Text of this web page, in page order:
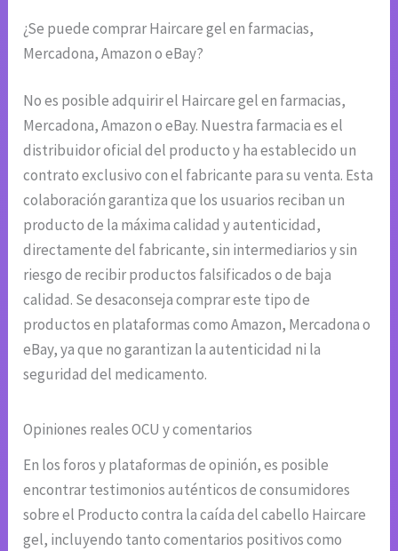
¿Se puede comprar Haircare gel en farmacias,
Mercadona, Amazon o eBay?
No es posible adquirir el Haircare gel en farmacias,
Mercadona, Amazon o eBay. Nuestra farmacia es el
distribuidor oficial del producto y ha establecido un
contrato exclusivo con el fabricante para su venta. Esta
colaboración garantiza que los usuarios reciban un
producto de la máxima calidad y autenticidad,
directamente del fabricante, sin intermediarios y sin
riesgo de recibir productos falsificados o de baja
calidad. Se desaconseja comprar este tipo de
productos en plataformas como Amazon, Mercadona o
eBay, ya que no garantizan la autenticidad ni la
seguridad del medicamento.
Opiniones reales OCU y comentarios
En los foros y plataformas de opinión, es posible
encontrar testimonios auténticos de consumidores
sobre el Producto contra la caída del cabello Haircare
gel, incluyendo tanto comentarios positivos como